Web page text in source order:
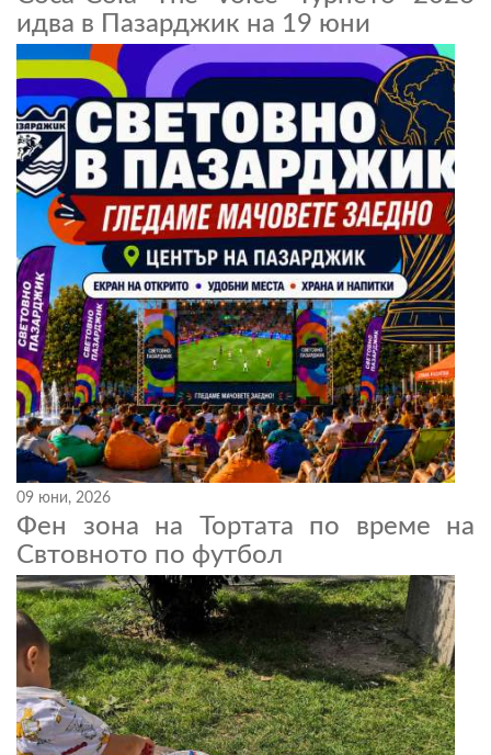
идва в Пазарджик на 19 юни
09 юни, 2026
Фен зона на Тортата по време на
Свтовното по футбол